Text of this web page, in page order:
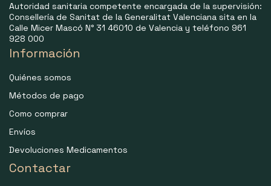
Autoridad sanitaria competente encargada de la supervisión:
Consellería de Sanitat de la Generalitat Valenciana sita en la
Calle Micer Mascó N° 31 46010 de Valencia y teléfono 961
928 000
Información
Quiénes somos
Métodos de pago
Como comprar
Envíos
Devoluciones Medicamentos
Contactar